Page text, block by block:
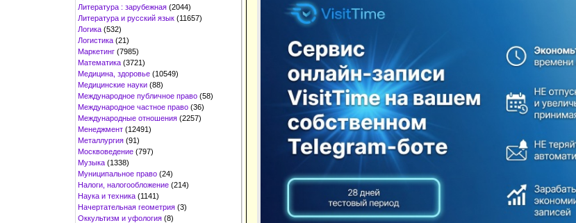
Литература : зарубежная (2044)
Литература и русский язык (11657)
Логика (532)
Логистика (21)
Маркетинг (7985)
Математика (3721)
Медицина, здоровье (10549)
Медицинские науки (88)
Международное публичное право (58)
Международное частное право (36)
Международные отношения (2257)
Менеджмент (12491)
Металлургия (91)
Москвоведение (797)
Музыка (1338)
Муниципальное право (24)
Налоги, налогообложение (214)
Наука и техника (1141)
Начертательная геометрия (3)
Оккультизм и уфология (8)